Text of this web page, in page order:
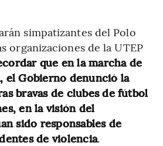
simpatizantes del Polo
organizaciones de la UTEP
que en la marcha de
el Gobierno denunció la
bravas de clubes de fútbol
en la visión del
sido responsables de
de violencia.